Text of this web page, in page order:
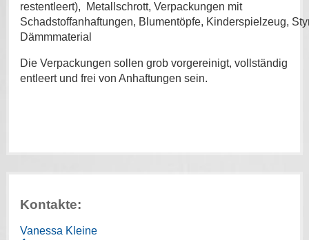
restentleert), Metallschrott, Verpackungen mit
Schadstoffanhaftungen, Blumentöpfe, Kinderspielzeug,
Dämmmaterial
Die Verpackungen sollen grob vorgereinigt, vollständig
entleert und frei von Anhaftungen sein.
Kontakte:
Vanessa Kleine